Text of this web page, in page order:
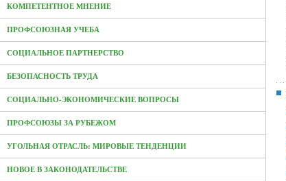
КОМПЕТЕНТНОЕ МНЕНИЕ
ПРОФСОЮЗНАЯ УЧЕБА
СОЦИАЛЬНОЕ ПАРТНЕРСТВО
БЕЗОПАСНОСТЬ ТРУДА
СОЦИАЛЬНО-ЭКОНОМИЧЕСКИЕ ВОПРОСЫ
ПРОФСОЮЗЫ ЗА РУБЕЖОМ
УГОЛЬНАЯ ОТРАСЛЬ: МИРОВЫЕ ТЕНДЕНЦИИ
НОВОЕ В ЗАКОНОДАТЕЛЬСТВЕ